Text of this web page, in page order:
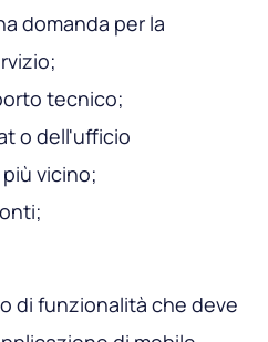
domanda per la
tecnico;
o dell'ufficio
vicino;
di funzionalità che deve